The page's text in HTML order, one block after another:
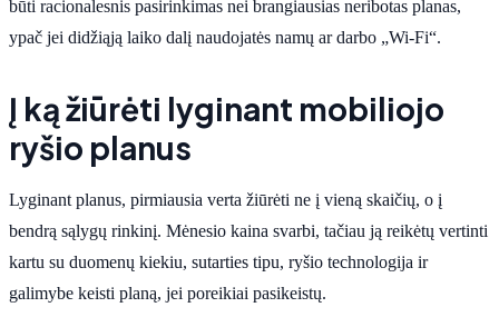
būti racionalesnis pasirinkimas nei brangiausias neribotas planas,
ypač jei didžiąją laiko dalį naudojatės namų ar darbo „Wi-Fi“.
Į ką žiūrėti lyginant mobiliojo
ryšio planus
Lyginant planus, pirmiausia verta žiūrėti ne į vieną skaičių, o į
bendrą sąlygų rinkinį. Mėnesio kaina svarbi, tačiau ją reikėtų vertinti
kartu su duomenų kiekiu, sutarties tipu, ryšio technologija ir
galimybe keisti planą, jei poreikiai pasikeistų.